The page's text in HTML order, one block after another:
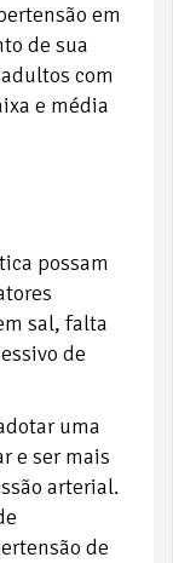
em
de sua
com
e média
possam
sal, falta
de
uma
e ser mais
arterial.
de